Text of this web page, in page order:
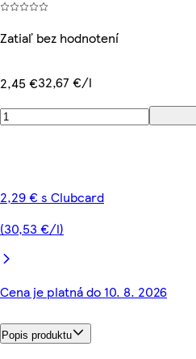
Zatiaľ bez hodnotení
2,45 €32,67 €/l
2,29 € s Clubcard
(30,53 €/l)
Cena je platná do 10. 8. 2026
Popis produktu